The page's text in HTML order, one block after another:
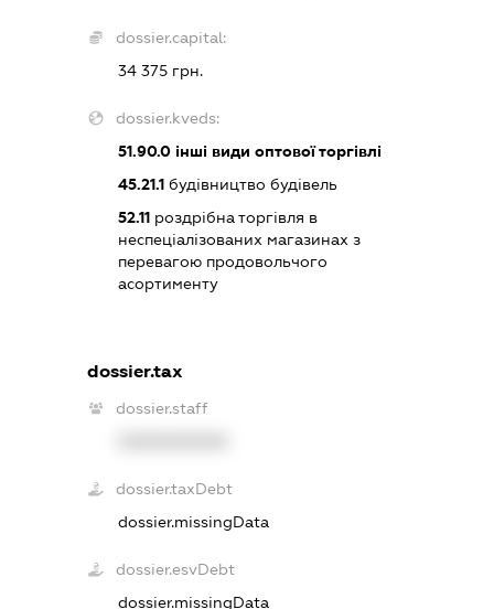
dossier.capital:
34 375 грн.
dossier.kveds:
51.90.0інші види оптової торгівлі
45.21.1будівництво будівель
52.11роздрібна торгівля в
неспеціалізованих магазинах з
перевагою продовольчого
асортименту
dossier.tax
dossier.staff
dossier.taxDebt
dossier.missingData
dossier.esvDebt
dossier.missingData